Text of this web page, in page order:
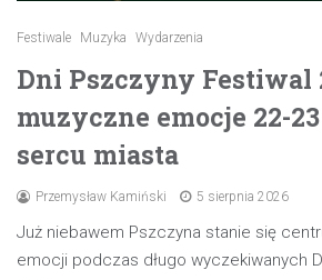
Festiwale Muzyka Wydarzenia
Dni Pszczyny Festiwal
muzyczne emocje 22-
sercu miasta
Przemysław Kamiński 5 sierpnia 2026
Już niebawem Pszczyna stanie się
emocji podczas długo wyczekiwanych